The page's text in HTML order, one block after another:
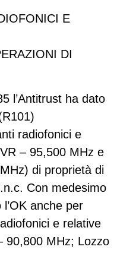
E
DI
l’Antitrust ha dato
radiofonici e
– 95,500 MHz e
di proprietà di
Con medesimo
anche per
e relative
90,800 MHz; Lozzo